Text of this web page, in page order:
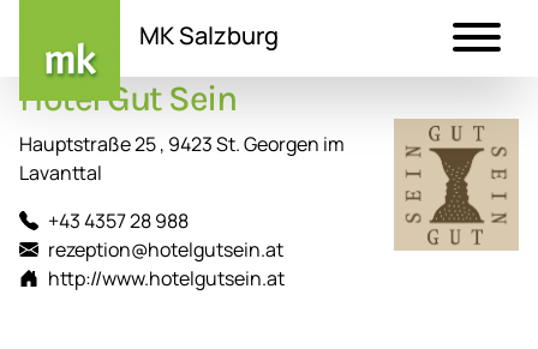
Inhalt
MK Salzburg
Hotel Gut Sein
Hauptstraße 25 , 9423 St. Georgen im
Lavanttal
+43 4357 28 988
rezeption@hotelgutsein.at
http://www.hotelgutsein.at